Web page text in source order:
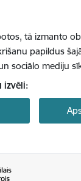
tā izmanto
papildus
sociālo mediju
izvēli: